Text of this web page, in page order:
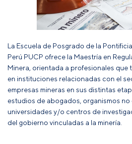
La Escuela de Posgrado de la
Perú PUCP ofrece la Maestría en
Minera, orientada a profesionales que
en instituciones relacionadas con el
empresas mineras en sus distintas
estudios de abogados, organismos no
universidades y/o centros de
del gobierno vinculadas a la minería.